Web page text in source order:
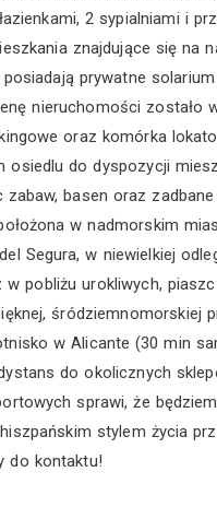
2 sypialniami i
znajdujące się na
prywatne
nieruchomości zostało
oraz komórka
osiedlu do dyspozycji
basen oraz zadbane
w nadmorskim
Segura, w niewielkiej
w pobliżu urokliwych,
śródziemnomorskiej
w Alicante (30 min
do okolicznych
sprawi, że
stylem życia
do kontaktu!